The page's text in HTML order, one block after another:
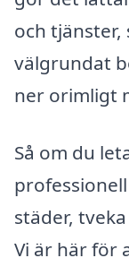
och
välgrundat
ner orimligt
Så om du
städer,
Vi är här för